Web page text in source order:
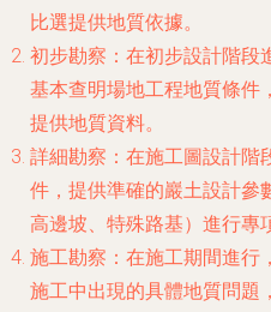
比選提供地質依據。
初步勘察 ：在初步設計階
基本查明場地工程地質條件
提供地質資料。
詳細勘察 ：在施工圖設計
件，提供準確的巖土設計參
高邊坡、特殊路基）進行專
施工勘察 ：在施工期間進
施工中出現的具體地質問題